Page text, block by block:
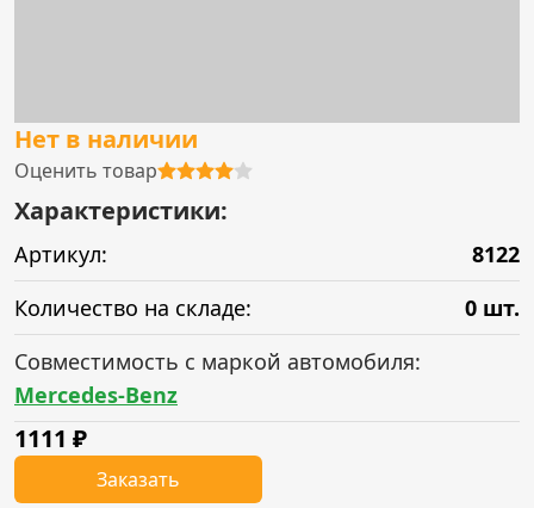
Нет в наличии
Оценить товар
Характеристики:
Артикул:
8122
Количество на складе:
0 шт.
Совместимость с маркой автомобиля:
Mercedes-Benz
1111 ₽
Заказать